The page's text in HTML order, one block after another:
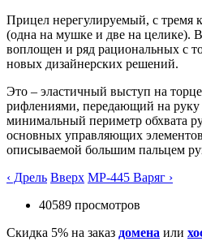
Прицел нерегулируемый, с тремя
(одна на мушке и две на целике).
воплощен и ряд рациональных с
новых дизайнерских решений.
Это – эластичный выступ на
рифлениями, передающий на руку
минимальный периметр обхвата
основных управляющих
описываемой большим пальцем
‹ Дрель Вверх МР-445 Варяг ›
40589 просмотров
Скидка 5% на заказ домена или